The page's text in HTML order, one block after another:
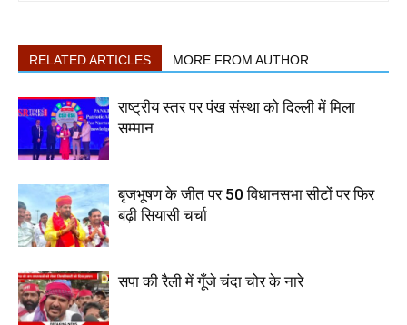
RELATED ARTICLES MORE FROM AUTHOR
राष्ट्रीय स्तर पर पंख संस्था को दिल्ली में मिला
सम्मान
बृजभूषण के जीत पर 50 विधानसभा सीटों पर फिर
बढ़ी सियासी चर्चा
सपा की रैली में गूँजे चंदा चोर के नारे